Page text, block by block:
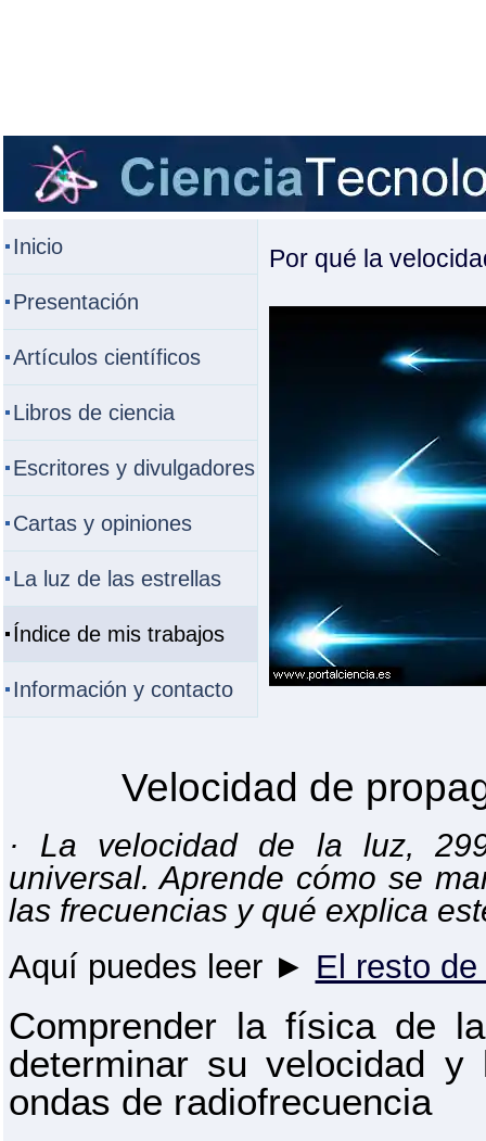
Inicio
Presentación
Artículos científicos
Libros de ciencia
Escritores y divulgadores
Cartas y opiniones
La luz de las estrellas
Índice de mis trabajos
Información y contacto
Por qué la
Velocidad de
· La velocidad de la luz,
universal. Aprende cómo se
las frecuencias y qué explica
Aquí puedes leer ► El resto
Comprender la física de
determinar su velocidad
ondas de radiofrecuencia